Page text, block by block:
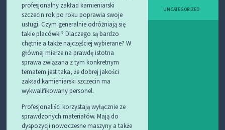
profesjonalny zakład kamieniarski
szczecin rok po roku poprawia swoje
usługi. Czym generalnie odróżniają się
takie placówki? Dlaczego są bardzo
chętnie a także najczęściej wybierane? W
głównej mierze na prawdę istotna
sprawa związana z tym konkretnym
tematem jest taka, że dobrej jakości
zakład kamieniarski szczecin ma
wykwalifikowany personel.
Profesjonaliści korzystają wyłącznie ze
sprawdzonych materiałów. Mają do
dyspozycji nowoczesne maszyny a także
UNCATEGORIZED